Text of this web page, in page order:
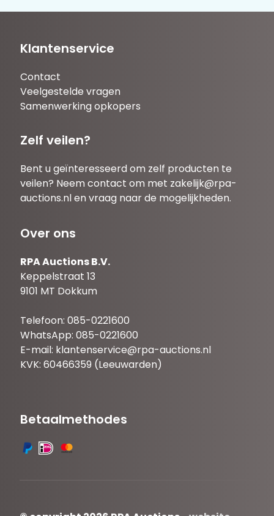
Klantenservice
Contact
Veelgestelde vragen
Samenwerking opkopers
Zelf veilen?
Bent u geïnteresseerd om zelf producten te
veilen? Neem contact om met zakelijk@rpa-
auctions.nlen vraag naar de mogelijkheden.
Over ons
RPA Auctions B.V.
Keppelstraat 13
9101 MT Dokkum
Telefoon: 085-0221600
WhatsApp: 085-0221600
E-mail: klantenservice@rpa-auctions.nl
KVK: 60466359 (Leeuwarden)
Betaalmethodes